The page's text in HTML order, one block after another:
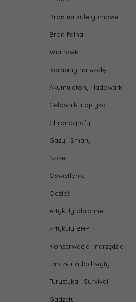
Broń na kule gumowe
Broń Palna
Wiatrówki
Karabiny na wodę
Akumulatory i ładowarki
Celowniki i optyka
Chronografy
Gazy i Smary
Noże
Oświetlenie
Odzież
Artykuły obronne
Artykuły BHP
Konserwacja i narzędzia
Tarcze i kulochwyty
Turystyka i Survival
Gadżety